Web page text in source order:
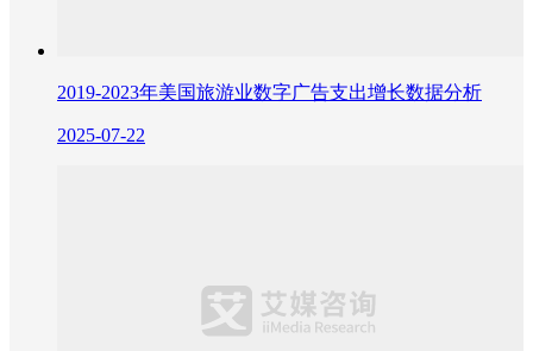
2019-2023年美国旅游业数字广告支出增长数据分析
2025-07-22